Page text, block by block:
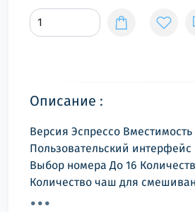
Описание :
Версия Эспрессо
Пользовательский
Выбор номера До 16
Количество чаш для